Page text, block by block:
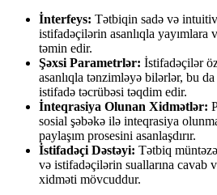
İnterfeys: Tətbiqin sadə və
istifadəçilərin asanlıqla yayımlara
təmin edir.
Şəxsi Parametrlər: İstifadəçilər
asanlıqla tənzimləyə bilərlər, bu
istifadə təcrübəsi təqdim edir.
İnteqrasiya Olunan Xidmətlər:
sosial şəbəkə ilə inteqrasiya
paylaşım prosesini asanlaşdırır.
İstifadəçi Dəstəyi: Tətbiq
və istifadəçilərin suallarına cavab
xidməti mövcuddur.